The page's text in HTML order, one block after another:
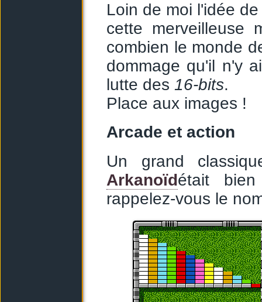
Loin de moi l'idée
cette merveilleuse
combien le monde
dommage qu'il n'y
lutte des 16-bits.
Place aux images !
Arcade et action
Un grand
Arkanoïdétait
rappelez-vous le